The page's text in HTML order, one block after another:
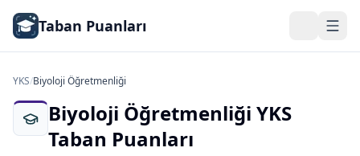
Taban Puanları
YKS/Biyoloji Öğretmenliği
Biyoloji Öğretmenliği YKS
Taban Puanları